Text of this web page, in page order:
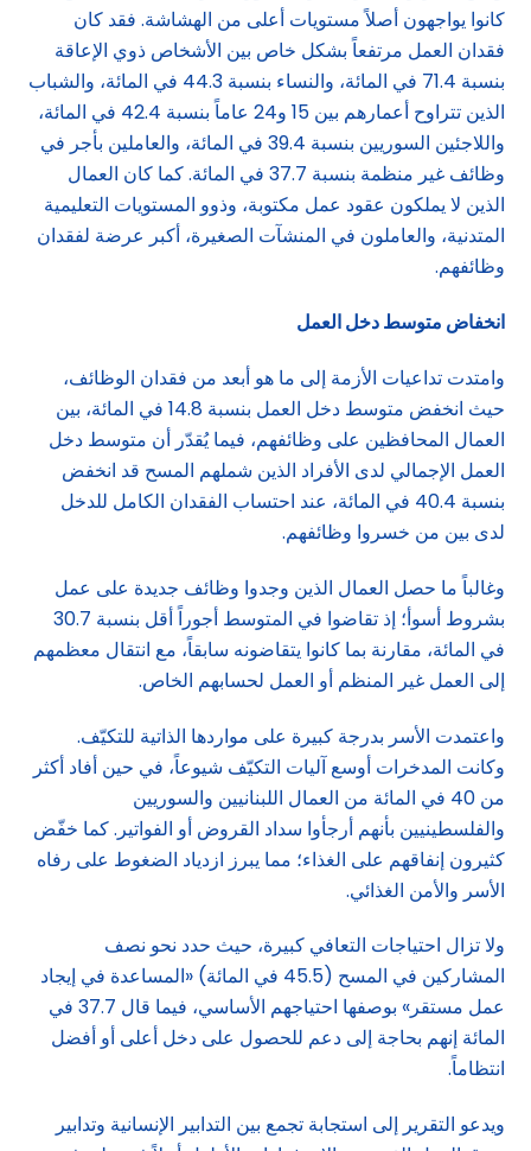
كانوا يواجهون أصلاً مستويات أعلى من الهشاشة. فقد كان
فقدان العمل مرتفعاً بشكل خاص بين الأشخاص ذوي الإعاقة
بنسبة 71.4 في المائة، والنساء بنسبة 44.3 في المائة، والشباب
الذين تتراوح أعمارهم بين 15 و24 عاماً بنسبة 42.4 في المائة،
واللاجئين السوريين بنسبة 39.4 في المائة، والعاملين بأجر في
وظائف غير منظمة بنسبة 37.7 في المائة. كما كان العمال
الذين لا يملكون عقود عمل مكتوبة، وذوو المستويات التعليمية
المتدنية، والعاملون في المنشآت الصغيرة، أكبر عرضة لفقدان
وظائفهم.
انخفاض متوسط دخل العمل
وامتدت تداعيات الأزمة إلى ما هو أبعد من فقدان الوظائف،
حيث انخفض متوسط دخل العمل بنسبة 14.8 في المائة، بين
العمال المحافظين على وظائفهم، فيما يُقدّر أن متوسط دخل
العمل الإجمالي لدى الأفراد الذين شملهم المسح قد انخفض
بنسبة 40.4 في المائة، عند احتساب الفقدان الكامل للدخل
لدى بين من خسروا وظائفهم.
وغالباً ما حصل العمال الذين وجدوا وظائف جديدة على عمل
بشروط أسوأ؛ إذ تقاضوا في المتوسط أجوراً أقل بنسبة 30.7
في المائة، مقارنة بما كانوا يتقاضونه سابقاً، مع انتقال معظمهم
إلى العمل غير المنظم أو العمل لحسابهم الخاص.
واعتمدت الأسر بدرجة كبيرة على مواردها الذاتية للتكيّف.
وكانت المدخرات أوسع آليات التكيّف شيوعاً، في حين أفاد أكثر
من 40 في المائة من العمال اللبنانيين والسوريين
والفلسطينيين بأنهم أرجأوا سداد القروض أو الفواتير. كما خفّض
كثيرون إنفاقهم على الغذاء؛ مما يبرز ازدياد الضغوط على رفاه
الأسر والأمن الغذائي.
ولا تزال احتياجات التعافي كبيرة، حيث حدد نحو نصف
المشاركين في المسح (45.5 في المائة) «المساعدة في إيجاد
عمل مستقر» بوصفها احتياجهم الأساسي، فيما قال 37.7 في
المائة إنهم بحاجة إلى دعم للحصول على دخل أعلى أو أفضل
انتظاماً.
ويدعو التقرير إلى استجابة تجمع بين التدابير الإنسانية وتدابير